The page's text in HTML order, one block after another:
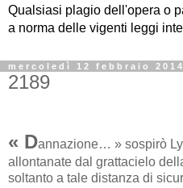
Qualsiasi plagio dell'opera o
a norma delle vigenti leggi
mercoledì 12 febbraio 2014
2189
« Dannazione… » sospirò
allontanate dal grattacielo
soltanto a tale distanza di